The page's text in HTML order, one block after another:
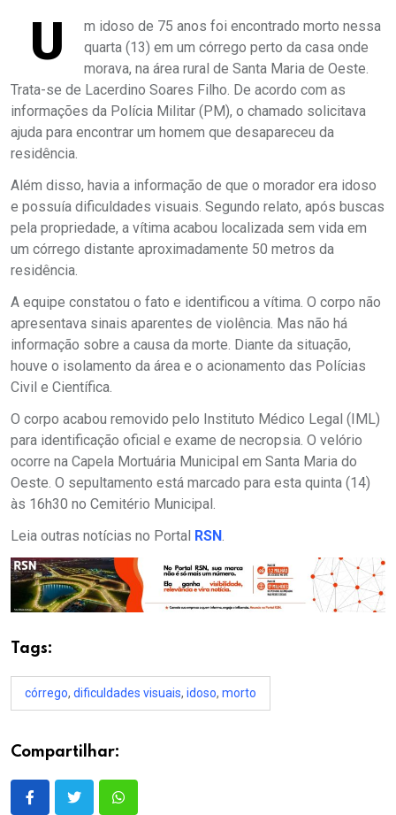
U
m idoso de 75 anos foi encontrado morto nessa
quarta (13) em um córrego perto da casa onde
morava, na área rural de Santa Maria de Oeste.
Trata-se de Lacerdino Soares Filho. De acordo com as
informações da Polícia Militar (PM), o chamado solicitava
ajuda para encontrar um homem que desapareceu da
residência.
Além disso, havia a informação de que o morador era idoso
e possuía dificuldades visuais. Segundo relato, após buscas
pela propriedade, a vítima acabou localizada sem vida em
um córrego distante aproximadamente 50 metros da
residência.
A equipe constatou o fato e identificou a vítima. O corpo não
apresentava sinais aparentes de violência. Mas não há
informação sobre a causa da morte. Diante da situação,
houve o isolamento da área e o acionamento das Polícias
Civil e Científica.
O corpo acabou removido pelo Instituto Médico Legal (IML)
para identificação oficial e exame de necropsia. O velório
ocorre na Capela Mortuária Municipal em Santa Maria do
Oeste. O sepultamento está marcado para esta quinta (14)
às 16h30 no Cemitério Municipal.
Leia outras notícias no Portal RSN.
Tags:
córrego, dificuldades visuais, idoso, morto
Compartilhar: